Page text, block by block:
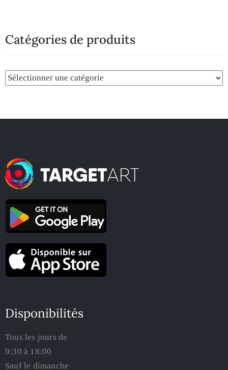
Catégories de produits
Disponibilités
Tous les jours de
9:30 à 18:00
Sauf le dimanche